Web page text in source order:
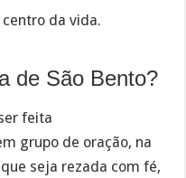
da vida.
de São Bento?
feita
grupo de oração, na
seja rezada com fé,